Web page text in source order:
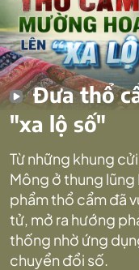
Đưa thổ
"xa lộ số"
Từ những khung
Mông ở thung lũng
phẩm thổ cẩm đã
tử, mở ra hướng
thống nhờ ứng
chuyển đổi số.